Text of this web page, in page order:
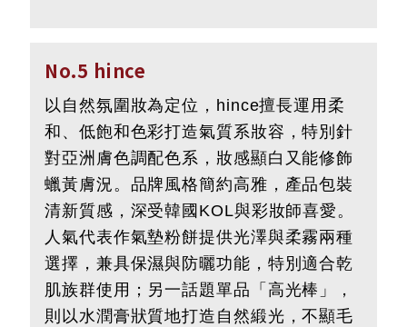
No.5 hince
以自然氛圍妝為定位，hince擅長運用柔
和、低飽和色彩打造氣質系妝容，特別針
對亞洲膚色調配色系，妝感顯白又能修飾
蠟黃膚況。品牌風格簡約高雅，產品包裝
清新質感，深受韓國KOL與彩妝師喜愛。
人氣代表作氣墊粉餅提供光澤與柔霧兩種
選擇，兼具保濕與防曬功能，特別適合乾
肌族群使用；另一話題單品「高光棒」，
則以水潤膏狀質地打造自然緞光，不顯毛